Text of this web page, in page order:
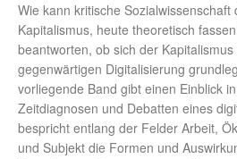
Wie kann kritische Sozialwissenschaft
Kapitalismus, heute theoretisch
beantworten, ob sich der
gegenwärtigen Digitalisierung
vorliegende Band gibt einen Einblick
Zeitdiagnosen und Debatten eines
bespricht entlang der Felder Arbeit,
und Subjekt die Formen und